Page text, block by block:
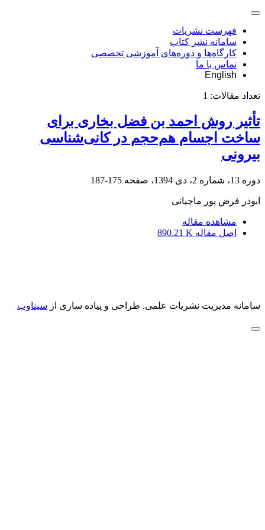
فهرست نشریات
سامانه نشر کتاب
کارگاه‌ها و دوره‌های آموزشی تخصصی
تماس با ما
English
تعداد مقالات: 1
تأثیر روش احمد بن فضل بخاری برای
ساخت اجسام هم‌حجم در کانی‌شناسی
بیرونی
دوره 13، شماره 2، دی 1394، صفحه 175-187
ابوذر فرض پور ماچیانی
مشاهده مقاله
اصل مقاله 890.21 K
سامانه مدیریت نشریات علمی. طراحی و پیاده سازی از سیناوب